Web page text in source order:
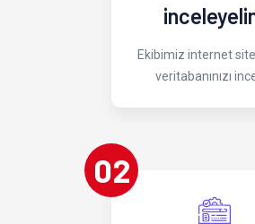
Ekibimiz internet
veritabanınızı
02